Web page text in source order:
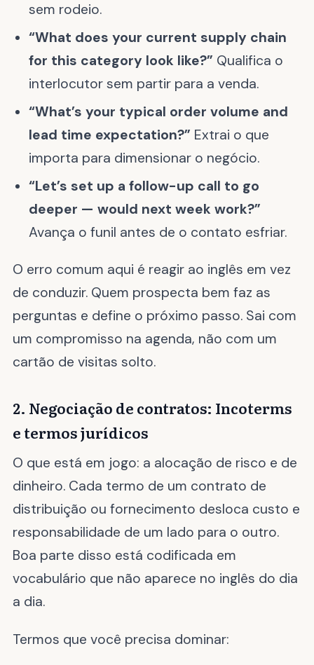
sem rodeio.
“What does your current supply chain
for this category look like?” Qualifica o
interlocutor sem partir para a venda.
“What’s your typical order volume and
lead time expectation?” Extrai o que
importa para dimensionar o negócio.
“Let’s set up a follow-up call to go
deeper — would next week work?”
Avança o funil antes de o contato esfriar.
O erro comum aqui é reagir ao inglês em vez
de conduzir. Quem prospecta bem faz as
perguntas e define o próximo passo. Sai com
um compromisso na agenda, não com um
cartão de visitas solto.
2. Negociação de contratos: Incoterms
e termos jurídicos
O que está em jogo: a alocação de risco e de
dinheiro. Cada termo de um contrato de
distribuição ou fornecimento desloca custo e
responsabilidade de um lado para o outro.
Boa parte disso está codificada em
vocabulário que não aparece no inglês do dia
a dia.
Termos que você precisa dominar: